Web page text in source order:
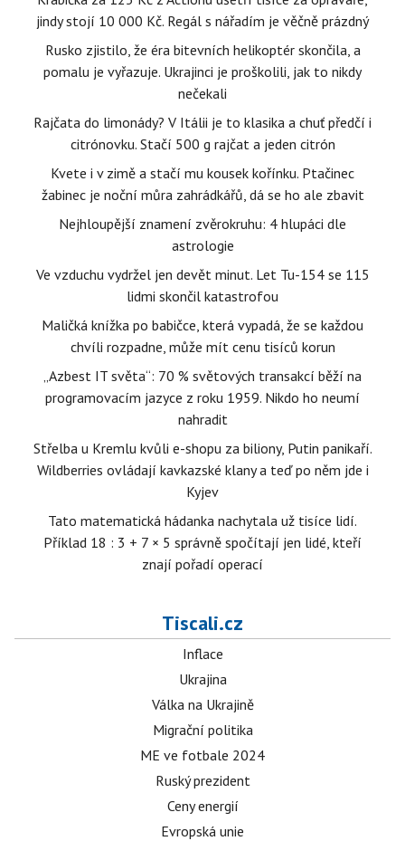
jindy stojí 10 000 Kč. Regál s nářadím je věčně prázdný
Rusko zjistilo, že éra bitevních helikoptér skončila, a
pomalu je vyřazuje. Ukrajinci je proškolili, jak to nikdy
nečekali
Rajčata do limonády? V Itálii je to klasika a chuť předčí i
citrónovku. Stačí 500 g rajčat a jeden citrón
Kvete i v zimě a stačí mu kousek kořínku. Ptačinec
žabinec je noční můra zahrádkářů, dá se ho ale zbavit
Nejhloupější znamení zvěrokruhu: 4 hlupáci dle
astrologie
Ve vzduchu vydržel jen devět minut. Let Tu-154 se 115
lidmi skončil katastrofou
Maličká knížka po babičce, která vypadá, že se každou
chvíli rozpadne, může mít cenu tisíců korun
„Azbest IT světa“: 70 % světových transakcí běží na
programovacím jazyce z roku 1959. Nikdo ho neumí
nahradit
Střelba u Kremlu kvůli e-shopu za biliony, Putin panikaří.
Wildberries ovládají kavkazské klany a teď po něm jde i
Kyjev
Tato matematická hádanka nachytala už tisíce lidí.
Příklad 18 : 3 + 7 × 5 správně spočítají jen lidé, kteří
znají pořadí operací
Tiscali.cz
Inflace
Ukrajina
Válka na Ukrajině
Migrační politika
ME ve fotbale 2024
Ruský prezident
Ceny energií
Evropská unie